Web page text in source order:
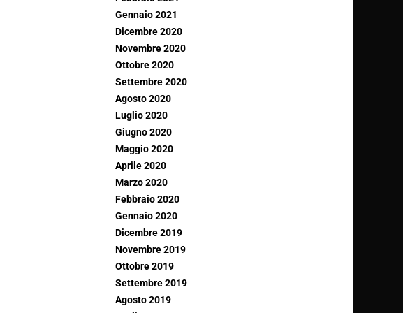
Gennaio 2021
Dicembre 2020
Novembre 2020
Ottobre 2020
Settembre 2020
Agosto 2020
Luglio 2020
Giugno 2020
Maggio 2020
Aprile 2020
Marzo 2020
Febbraio 2020
Gennaio 2020
Dicembre 2019
Novembre 2019
Ottobre 2019
Settembre 2019
Agosto 2019